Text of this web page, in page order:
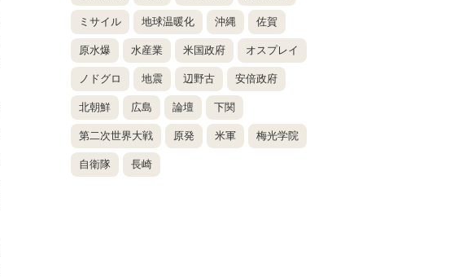
ミサイル 地球温暖化 沖縄 佐賀
原水爆 水産業 米国政府 オスプレイ
ノドグロ 地震 辺野古 安倍政府
北朝鮮 広島 論壇 下関
第二次世界大戦 原発 米軍 梅光学院
自衛隊 長崎